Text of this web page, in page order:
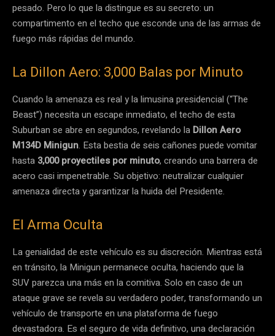
pesado. Pero lo que la distingue es su secreto: un
compartimento en el techo que esconde una de las armas de
fuego más rápidas del mundo.
La Dillon Aero: 3,000 Balas por Minuto
Cuando la amenaza es real y la limusina presidencial (“The
Beast”) necesita un escape inmediato, el techo de esta
Suburban se abre en segundos, revelando la Dillon Aero
M134D Minigun. Esta bestia de seis cañones puede vomitar
hasta 3,000 proyectiles por minuto, creando una barrera de
acero casi impenetrable. Su objetivo: neutralizar cualquier
amenaza directa y garantizar la huida del Presidente.
El Arma Oculta
La genialidad de este vehículo es su discreción. Mientras está
en tránsito, la Minigun permanece oculta, haciendo que la
SUV parezca una más en la comitiva. Solo en caso de un
ataque grave se revela su verdadero poder, transformando un
vehículo de transporte en una plataforma de fuego
devastadora. Es el seguro de vida definitivo, una declaración